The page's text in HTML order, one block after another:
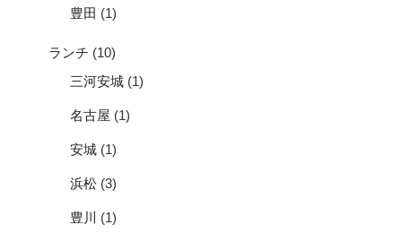
豊田 (1)
ランチ (10)
三河安城 (1)
名古屋 (1)
安城 (1)
浜松 (3)
豊川 (1)